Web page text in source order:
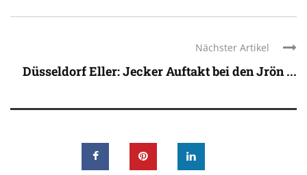
Nächster Artikel
Düsseldorf Eller: Jecker Auftakt bei den Jrön ...